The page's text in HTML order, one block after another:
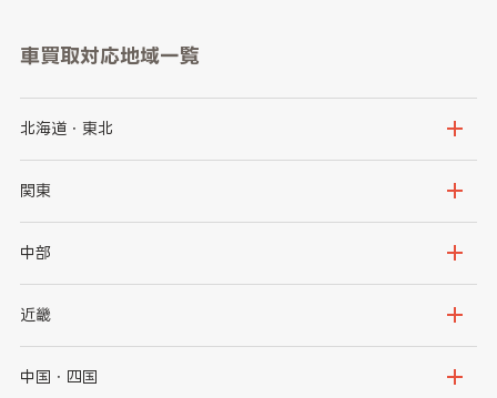
車買取対応地域一覧
北海道・東北
北海道
岩手県
秋田県
関東
茨城県
群馬県
千葉県
中部
新潟県
石川県
近畿
大阪府
中国・四国